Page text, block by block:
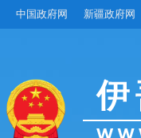
中国政府网 新疆政府网